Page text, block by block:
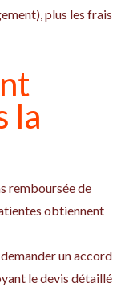
plus les frais
la
remboursée de
obtiennent
un accord
le devis détaillé